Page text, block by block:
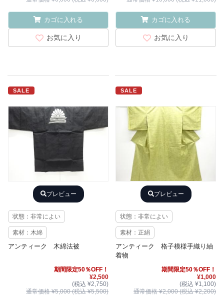
カゴに入れる
お気に入り
カゴに入れる
お気に入り
SALE
プレビュー
状態：非常によい
素材：木綿
アンティーク 木綿法被
期間限定50％OFF！
¥2,500
(税込 ¥2,750)
通常価格 ¥5,000 (税込 ¥5,500)
SALE
プレビュー
状態：非常によい
素材：正絹
アンティーク 格子模様手織り紬
着物
期間限定50％OFF！
¥1,000
(税込 ¥1,100)
通常価格 ¥2,000 (税込 ¥2,200)